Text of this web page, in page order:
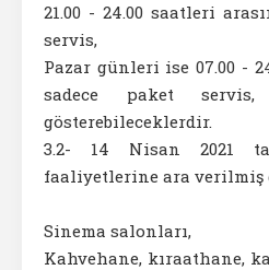
21.00 - 24.00 saatleri
servis,
Pazar günleri ise 07.00 -
sadece paket
gösterebileceklerdir.
3.2- 14 Nisan 2021
faaliyetlerine ara verilmiş
Sinema salonları,
Kahvehane, kıraathane,